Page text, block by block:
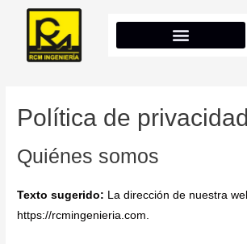
Política de privacidad
Quiénes somos
Texto sugerido: La dirección de nuestra
https://rcmingenieria.com.